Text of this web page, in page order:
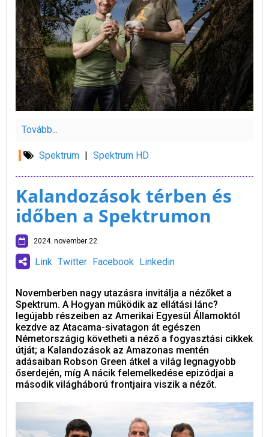
Tovább...
Spektrum | Spektrum HD
Kalandozások térben és
időben a Spektrumon
2024. november 22.
Link Twitter Facebook Linkedin
Novemberben nagy utazásra invitálja a nézőket a
Spektrum. A Hogyan működik az ellátási lánc?
legújabb részeiben az Amerikai Egyesül Államoktól
kezdve az Atacama-sivatagon át egészen
Németországig követheti a néző a fogyasztási cikkek
útját; a Kalandozások az Amazonas mentén
adásaiban Robson Green átkel a világ legnagyobb
őserdején, míg A nácik felemelkedése epizódjai a
második világháború frontjaira viszik a nézőt.